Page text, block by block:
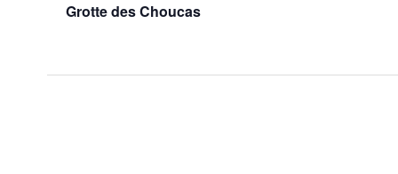
Grotte des Choucas